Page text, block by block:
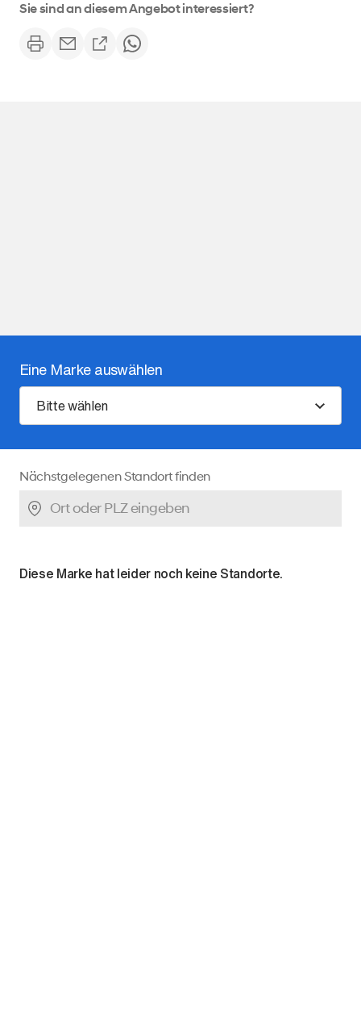
Sie sind an diesem Angebot interessiert?
Eine Marke auswählen
Bitte wählen
Nächstgelegenen Standort finden
Diese Marke hat leider noch keine Standorte.